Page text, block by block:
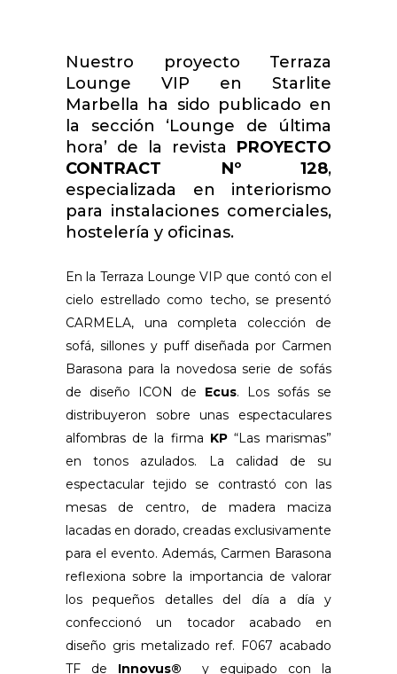
Nuestro proyecto Terraza
Lounge VIP en Starlite
Marbella ha sido publicado en
la sección ‘Lounge de última
hora’ de la revista PROYECTO
CONTRACT Nº 128,
especializada en interiorismo
para instalaciones comerciales,
hostelería y oficinas.
En la Terraza Lounge VIP que contó con el
cielo estrellado como techo, se presentó
CARMELA, una completa colección de
sofá, sillones y puff diseñada por Carmen
Barasona para la novedosa serie de sofás
de diseño ICON de Ecus. Los sofás se
distribuyeron sobre unas espectaculares
alfombras de la firma KP“Las marismas”
en tonos azulados. La calidad de su
espectacular tejido se contrastó con las
mesas de centro, de madera maciza
lacadas en dorado, creadas exclusivamente
para el evento. Además, Carmen Barasona
reflexiona sobre la importancia de valorar
los pequeños detalles del día a día y
confeccionó un tocador acabado en
diseño gris metalizado ref. F067 acabado
TF de Innovus® y equipado con la